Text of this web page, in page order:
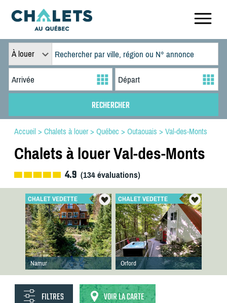
À louer
Accueil > Chalets à louer> Québec > Outaouais > Val-des-Monts
Chalets à louer Val-des-Monts
4.9 (134évaluations)
CHALET VEDETTE
Namur
CHALET VEDETTE
Orford
FILTRES VOIR LA CARTE